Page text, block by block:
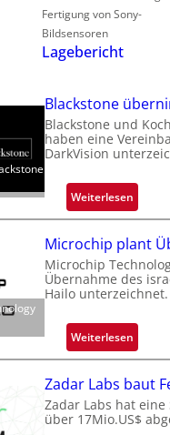
Fertigung von Sony-
Bildsensoren
Lagebericht
Blackstone
Blackstone und
haben eine
DarkVision
Weiterlesen:
B
a
c
k
o
e
ü
b
Microchip plant
Microchip
Übernahme des
Hailo unterzeichnet.
Weiterlesen:
M
c
r
Zadar Labs baut
Zadar Labs hat
über 17Mio.US$